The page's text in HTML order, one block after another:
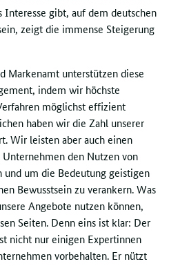
Interesse gibt, auf dem deutschen
zeigt die immense Steigerung
Markenamt unterstützen diese
indem wir höchste
möglichst effizient
haben wir die Zahl unserer
Wir leisten aber auch einen
den Nutzen von
und um die Bedeutung geistigen
Bewusstsein zu verankern. Was
Angebote nutzen können,
Seiten. Denn eins ist klar: Der
nicht nur einigen Expertinnen
vorbehalten. Er nützt